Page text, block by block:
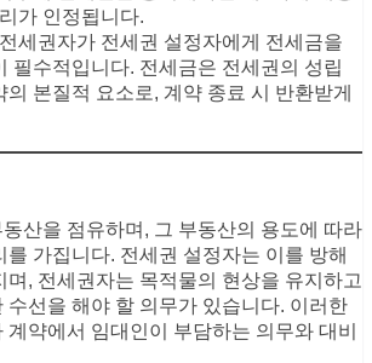
가 인정됩니다.
세권자가 전세권 설정자에게 전세금을
필수적입니다. 전세금은 전세권의 성립
의 본질적 요소로, 계약 종료 시 반환받게
산을 점유하며, 그 부동산의 용도에 따라
를 가집니다. 전세권 설정자는 이를 방해
며, 전세권자는 목적물의 현상을 유지하고
수선을 해야 할 의무가 있습니다. 이러한
약에서 임대인이 부담하는 의무와 대비